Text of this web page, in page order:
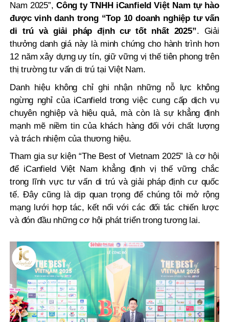
Nam 2025”, Công ty TNHH iCanfield Việt Nam tự hào
được vinh danh trong “Top 10 doanh nghiệp tư vấn
di trú và giải pháp định cư tốt nhất 2025”. Giải
thưởng danh giá này là minh chứng cho hành trình hơn
12 năm xây dựng uy tín, giữ vững vị thế tiên phong trên
thị trường tư vấn di trú tại Việt Nam.
Danh hiệu không chỉ ghi nhận những nỗ lực không
ngừng nghỉ của iCanfield trong việc cung cấp dịch vụ
chuyên nghiệp và hiệu quả, mà còn là sự khẳng định
mạnh mẽ niềm tin của khách hàng đối với chất lượng
và trách nhiệm của thương hiệu.
Tham gia sự kiện “The Best of Vietnam 2025” là cơ hội
để iCanfield Việt Nam khẳng định vị thế vững chắc
trong lĩnh vực tư vấn di trú và giải pháp định cư quốc
tế. Đây cũng là dịp quan trọng để chúng tôi mở rộng
mạng lưới hợp tác, kết nối với các đối tác chiến lược
và đón đầu những cơ hội phát triển trong tương lai.